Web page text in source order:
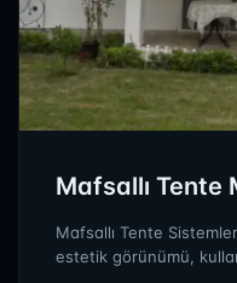
Mafsallı Tente
Mafsallı Tente
estetik görünümü,